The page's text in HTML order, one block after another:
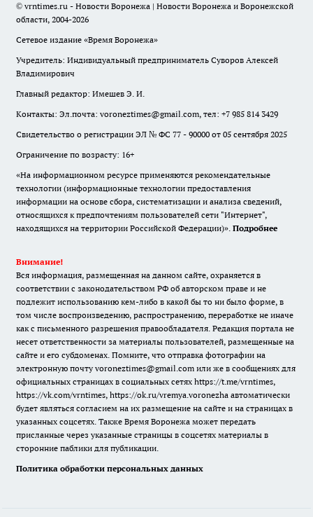
© vrntimes.ru - Новости Воронежа | Новости Воронежа и Воронежской
области, 2004-2026
Сетевое издание «Время Воронежа»
Учредитель: Индивидуальный предприниматель Суворов Алексей
Владимирович
Главный редактор: Имешев Э. И.
Контакты: Эл.почта: voroneztimes@gmail.com, тел: +7 985 814 3429
Свидетельство о регистрации ЭЛ № ФС 77 - 90000 от 05 сентября 2025
Ограничение по возрасту: 16+
«На информационном ресурсе применяются рекомендательные
технологии (информационные технологии предоставления
информации на основе сбора, систематизации и анализа сведений,
относящихся к предпочтениям пользователей сети "Интернет",
находящихся на территории Российской Федерации)». Подробнее
Внимание!
Вся информация, размещенная на данном сайте, охраняется в
соответствии с законодательством РФ об авторском праве и не
подлежит использованию кем-либо в какой бы то ни было форме, в
том числе воспроизведению, распространению, переработке не иначе
как с письменного разрешения правообладателя. Редакция портала не
несет ответственности за материалы пользователей, размещенные на
сайте и его субдоменах. Помните, что отправка фотографии на
электронную почту voroneztimes@gmail.com или же в сообщениях для
официальных страницах в социальных сетях https://t.me/vrntimes,
https://vk.com/vrntimes, https://ok.ru/vremya.voronezha автоматически
будет являться согласием на их размещение на сайте и на страницах в
указанных соцсетях. Также Время Воронежа может передать
присланные через указанные страницы в соцсетях материалы в
сторонние паблики для публикации.
Политика обработки персональных данных